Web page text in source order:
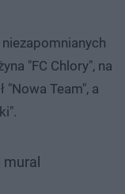
"FC Chlory", na
"Nowa Team", a
mural